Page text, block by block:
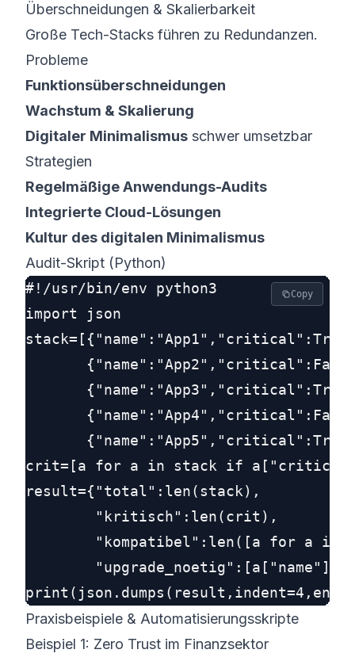
Überschneidungen & Skalierbarkeit
Große Tech-Stacks führen zu Redundanzen.
Probleme
Funktionsüberschneidungen
Wachstum & Skalierung
Digitaler Minimalismus schwer umsetzbar
Strategien
Regelmäßige Anwendungs-Audits
Integrierte Cloud-Lösungen
Kultur des digitalen Minimalismus
Audit-Skript (Python)
#!/usr/bin/env python3
import json
crit=[a for a in stack if
result={"total":len(stack),
        "kritisch":len(crit),
"kompatibel":len([a for a in
"upgrade_noetig":[a["name"]
Copy
Praxisbeispiele & Automatisierungsskripte
Beispiel 1: Zero Trust im Finanzsektor